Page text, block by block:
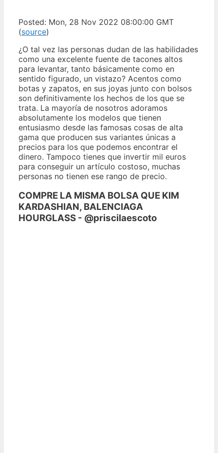
Posted: Mon, 28 Nov 2022 08:00:00 GMT
(source)
¿O tal vez las personas dudan de las habilidades
como una excelente fuente de tacones altos
para levantar, tanto básicamente como en
sentido figurado, un vistazo? Acentos como
botas y zapatos, en sus joyas junto con bolsos
son definitivamente los hechos de los que se
trata. La mayoría de nosotros adoramos
absolutamente los modelos que tienen
entusiasmo desde las famosas cosas de alta
gama que producen sus variantes únicas a
precios para los que podemos encontrar el
dinero. Tampoco tienes que invertir mil euros
para conseguir un artículo costoso, muchas
personas no tienen ese rango de precio.
COMPRE LA MISMA BOLSA QUE KIM
KARDASHIAN, BALENCIAGA
HOURGLASS - @priscilaescoto